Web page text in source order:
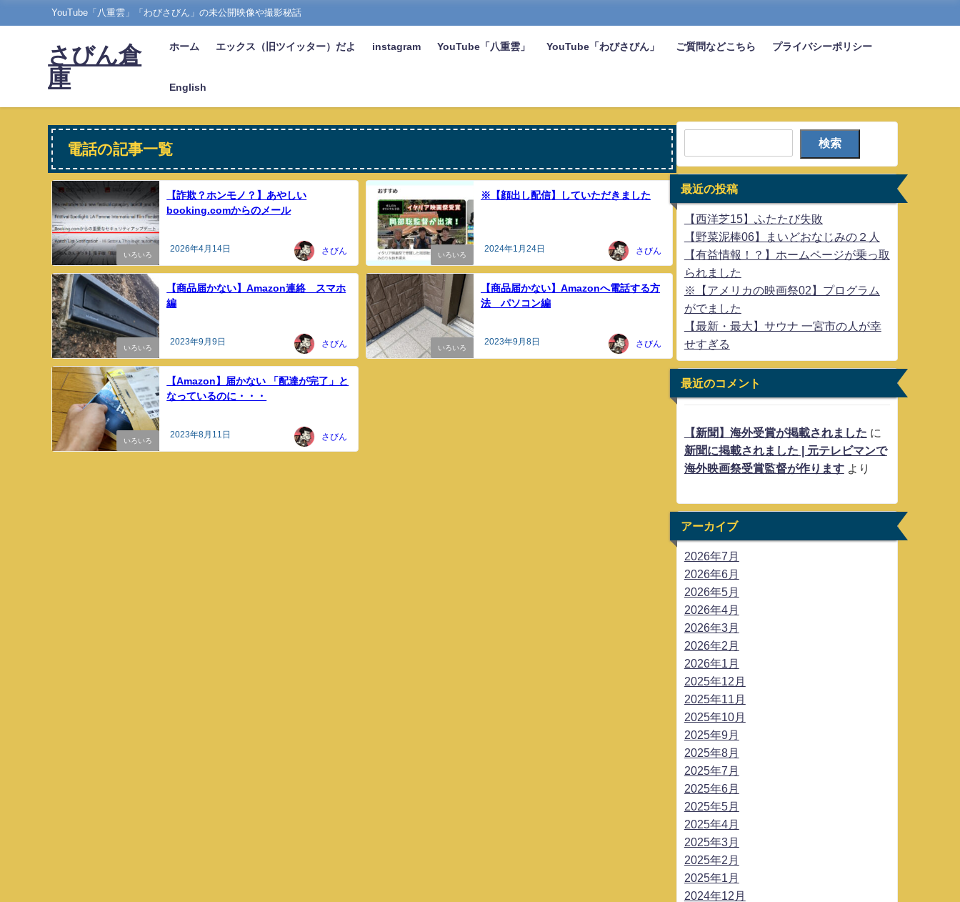
YouTube「八重雲」「わびさびん」の未公開映像や撮影秘話
さびん倉
庫
ホーム エックス（旧ツイッター）だよ instagram YouTube「八重雲」 YouTube「わびさびん」 ご質問などこちら プライバシーポリシー
English
電話の記事一覧
いろいろ
【詐欺？ホンモノ？】あやしい
booking.comからのメール
2026年4月14日 さびん いろいろ
※【顔出し配信】していただきました
2024年1月24日 さびん
いろいろ
【商品届かない】Amazon連絡 スマホ
編
2023年9月9日 さびん いろいろ
【商品届かない】Amazonへ電話する方
法 パソコン編
2023年9月8日 さびん
いろいろ
【Amazon】届かない 「配達が完了」と
なっているのに・・・
2023年8月11日 さびん
検索
最近の投稿
【西洋芝15】ふたたび失敗
【野菜泥棒06】まいどおなじみの２人
【有益情報！？】ホームページが乗っ取
られました
※【アメリカの映画祭02】プログラム
がでました
【最新・最大】サウナ 一宮市の人が幸
せすぎる
最近のコメント
【新聞】海外受賞が掲載されました に
新聞に掲載されました | 元テレビマンで
海外映画祭受賞監督が作りますより
アーカイブ
2026年7月
2026年6月
2026年5月
2026年4月
2026年3月
2026年2月
2026年1月
2025年12月
2025年11月
2025年10月
2025年9月
2025年8月
2025年7月
2025年6月
2025年5月
2025年4月
2025年3月
2025年2月
2025年1月
2024年12月